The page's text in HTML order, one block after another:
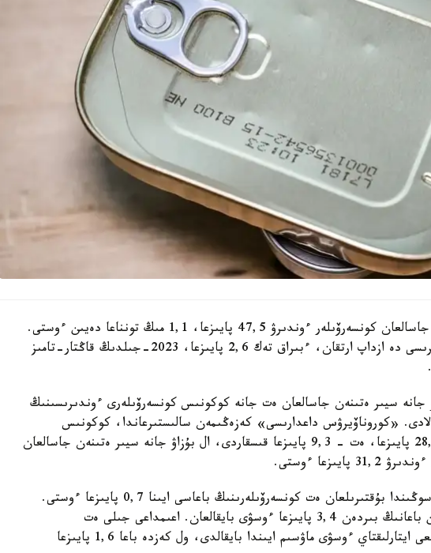
بۇل رەتتە بۇزاۋ جانە سيىر ەتىنەن جاسالعان كونسەرۆىلەر ءوندىرۋ 47,5 پايىزعا، 1,1 مىڭ تونناعا دەيىن ءوستى.
كوكونىس كونسەرۆىلەرىنىڭ ءوندىرىسى دە ازداپ ارتقان، ءبىراق تەك 2,6 پايىزعا، 2023-جىلدىڭ قاڭتار-تامىز
جانە سيىر ەتىنەن جاسالعان ەت جانە كوكونىس كونسەرۆىلەرى ءوندىرىسىنىڭ
«كوروناۆيرۋس داعدارىسى» كەزەڭىمەن سالىستىرعاندا، كوكونىس
كونسەرۆىلەرىن ءوندىرۋ بىردەن 28,8 پايىزعا، ەت - 9,3 پايىزعا قىسقاردى، ال بۇزاۋ جانە سيىر ەتىنەن جاسالعان
ءوستى.
2023-جىلدىڭ قىركۇيەك ايىنىڭ سوڭىندا بۇقتىرىلعان ەت كونسەرۆىلەرىنىڭ باعاسى ايىنا 0,7 پايىزعا ءوستى.
سالىستىرۋ ءۇشىن: ءبىر جىل بۇرىن باعانىڭ بىردەن 3,4 پايىزعا ءوسۋى بايقالعان. اعىمداعى جىلى ەت
كونسەرۆىلەرى باعاسىنىڭ اي سايىنعى ايتارلىقتاي ءوسۋى ماۋسىم ايىندا بايقالدى، ول كەزدە باعا 1,6 پايىزعا